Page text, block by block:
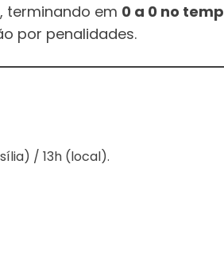
, terminando em 0 a 0 no
por penalidades.
/ 13h (local).